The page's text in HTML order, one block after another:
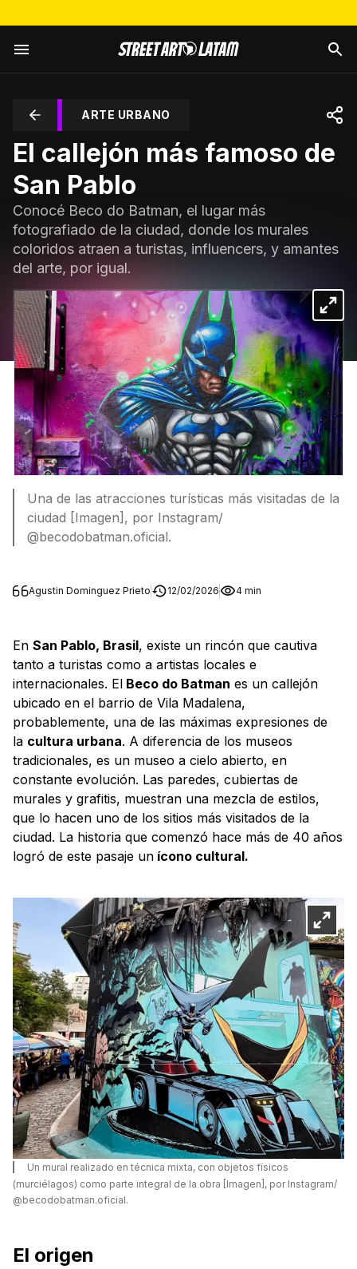
ARTE URBANO
El callejón más famoso de
San Pablo
Conocé Beco do Batman, el lugar más
fotografiado de la ciudad, donde los murales
coloridos atraen a turistas, influencers, y amantes
del arte, por igual.
Una de las atracciones turísticas más visitadas de la
ciudad [Imagen], por Instagram/
@becodobatman.oficial.
Agustin Dominguez Prieto 12/02/2026 4 min
En San Pablo, Brasil, existe un rincón que cautiva
tanto a turistas como a artistas locales e
internacionales. El Beco do Batman es un callejón
ubicado en el barrio de Vila Madalena,
probablemente, una de las máximas expresiones de
la cultura urbana. A diferencia de los museos
tradicionales, es un museo a cielo abierto, en
constante evolución. Las paredes, cubiertas de
murales y grafitis, muestran una mezcla de estilos,
que lo hacen uno de los sitios más visitados de la
ciudad. La historia que comenzó hace más de 40 años
logró de este pasaje un ícono cultural.
Un mural realizado en técnica mixta, con objetos físicos
(murciélagos) como parte integral de la obra [Imagen], por Instagram/
@becodobatman.oficial.
El origen